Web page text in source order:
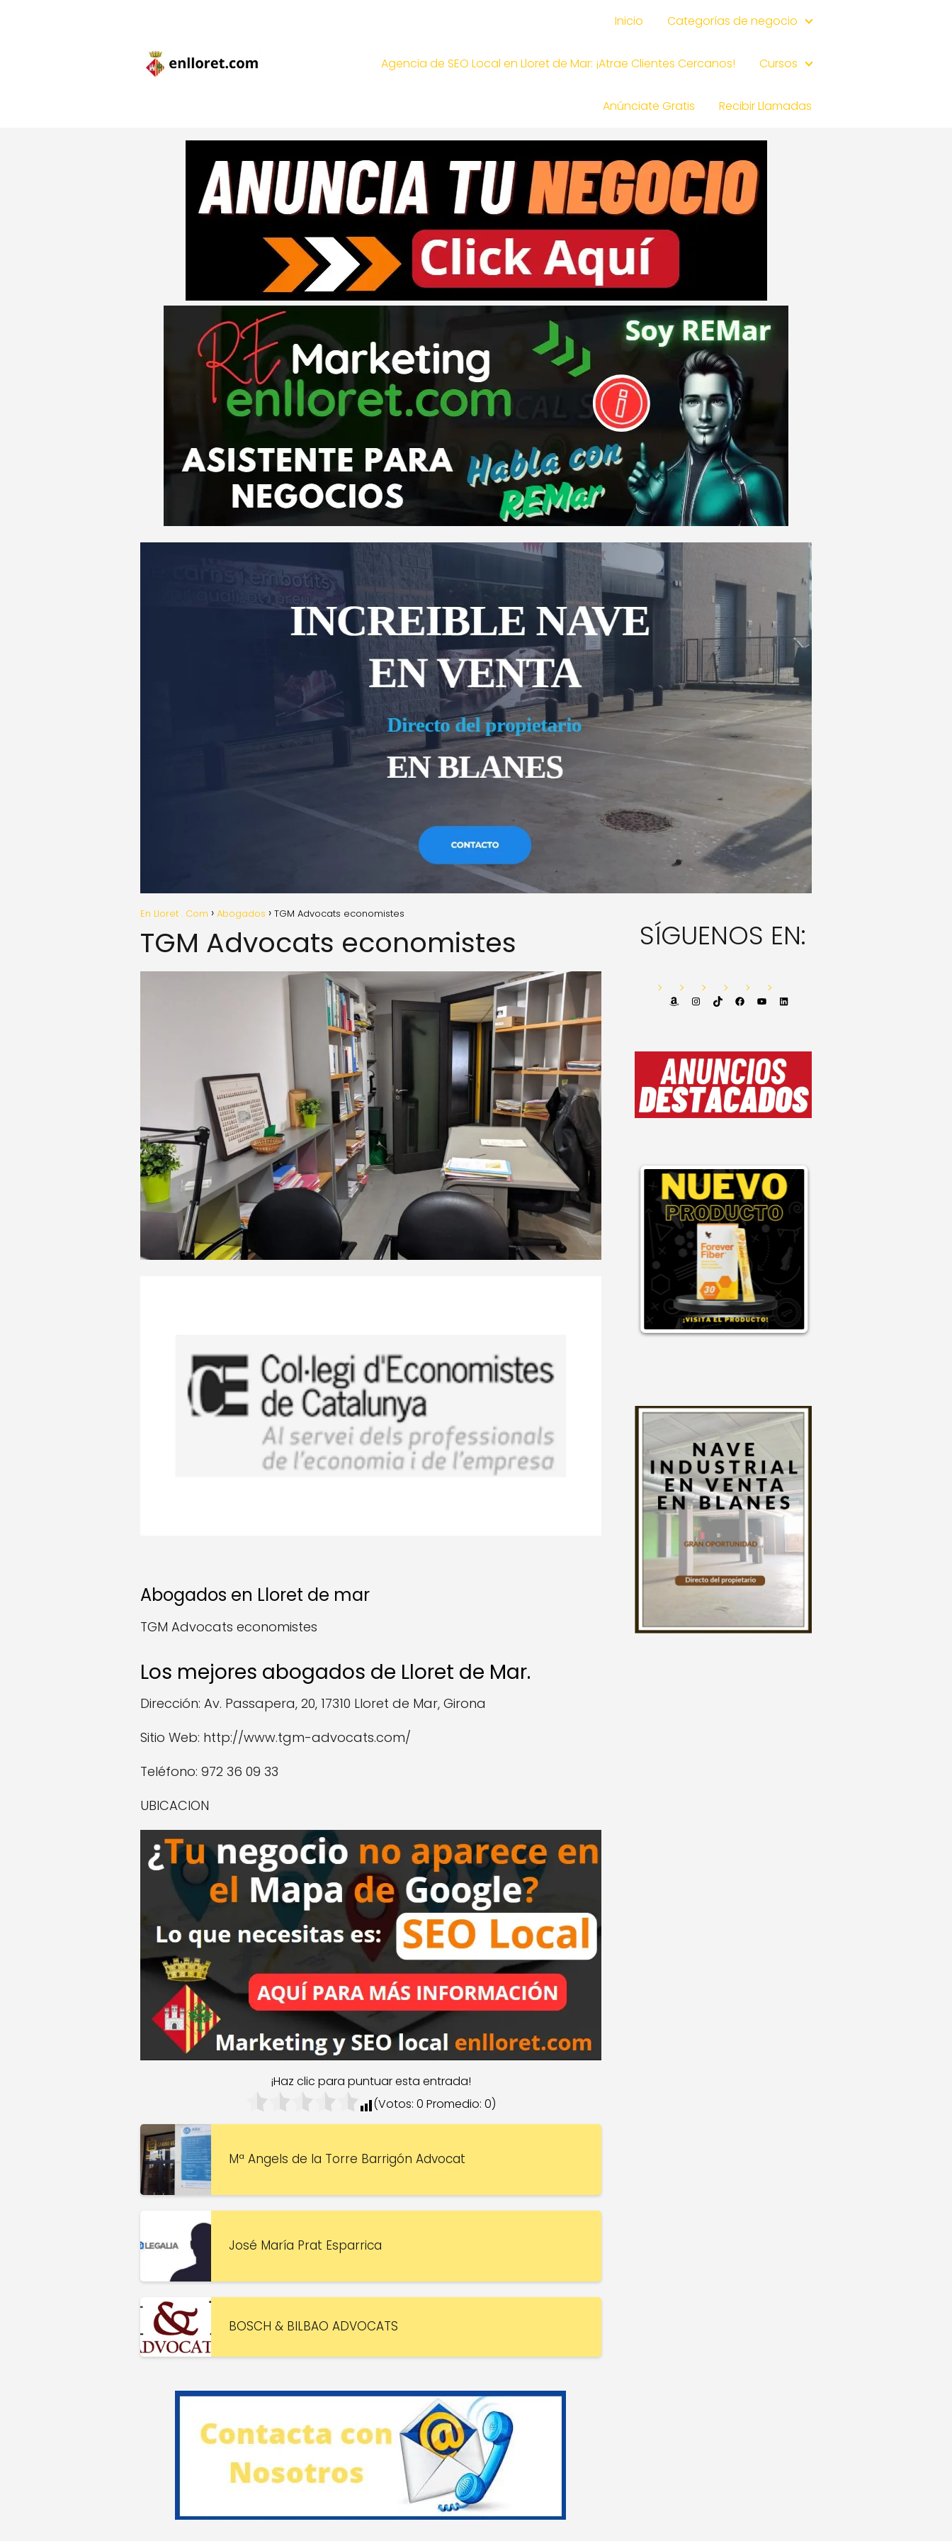
Inicio Categorías de negocio
Agencia de SEO Local en Lloret de Mar: ¡Atrae Clientes Cercanos! Cursos
Anúnciate Gratis Recibir Llamadas
En Lloret . Com Abogados TGM Advocats economistes
TGM Advocats economistes
Abogados en Lloret de mar
TGM Advocats economistes
Los mejores abogados de Lloret de Mar.
Dirección: Av. Passapera, 20, 17310 Lloret de Mar, Girona
Sitio Web: http://www.tgm-advocats.com/
Teléfono: 972 36 09 33
UBICACION
¡Haz clic para puntuar esta entrada!
(Votos: 0 Promedio: 0)
Mª Angels de la Torre Barrigón Advocat
José María Prat Esparrica
BOSCH & BILBAO ADVOCATS
SÍGUENOS EN:
AmazonInstagram
TikTokFacebook
YouTubeLinkedIn